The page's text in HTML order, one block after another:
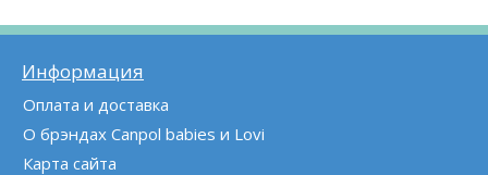
Информация
Оплата и доставка
О брэндах Canpol babies и Lovi
Карта сайта